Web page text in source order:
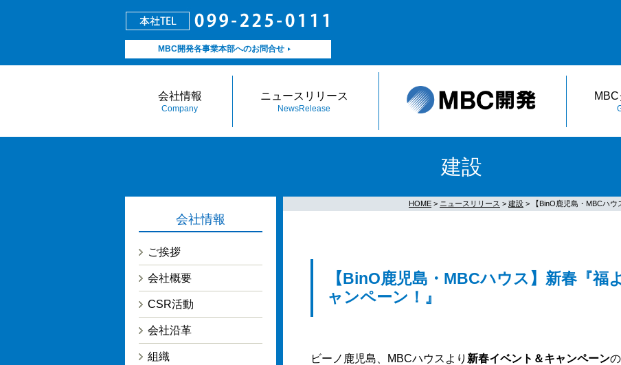
MBC開発各事業本部へのお問合せ
会社情報
Company
ニュースリリース
NewsRelease
建設
HOME > ニュースリリース > 建設 > 【BinO鹿児島・MBCハウ
【BinO鹿児島・MBCハウス】新春『福
ャンペーン！』
ビーノ鹿児島、MBCハウスより 新春イベント＆キャンペーン
会社情報
ご挨拶
会社概要
CSR活動
会社沿革
組織